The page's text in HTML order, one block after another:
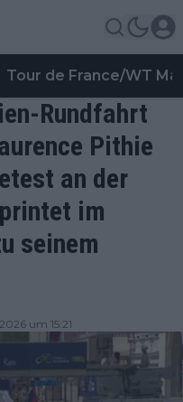
Tour de France/WT
Rundfahrt
Pithie
an der
im
seinem
um 15:21